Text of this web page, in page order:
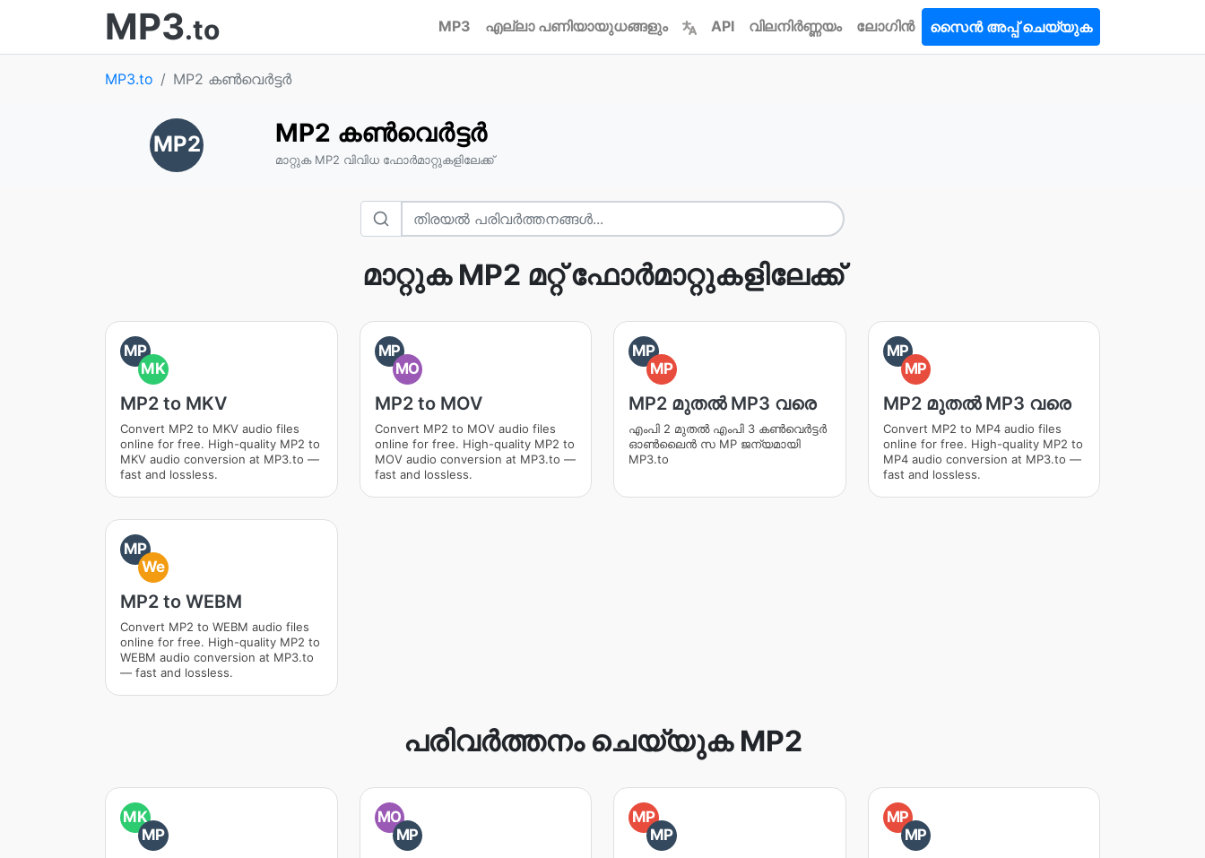
MP3.to MP3 എല്ലാ പണിയായുധങ്ങളും API വിലനിർണ്ണയം ലോഗിൻ സൈൻ അപ്പ് ചെയ്യുക
MP3.to MP2 കൺവെർട്ടർ
MP2 MP2 കൺവെർട്ടർ
മാറ്റുക MP2 വിവിധ ഫോർമാറ്റുകളിലേക്ക്
മാറ്റുക MP2 മറ്റ് ഫോർമാറ്റുകളിലേക്ക്
MP
MK
MP2 to MKV
Convert MP2 to MKV audio files
online for free. High-quality MP2 to
MKV audio conversion at MP3.to —
fast and lossless.
MP
MO
MP2 to MOV
Convert MP2 to MOV audio files
online for free. High-quality MP2 to
MOV audio conversion at MP3.to —
fast and lossless.
MP
MP
MP2 മുതൽ MP3 വരെ
എം‌പി 2 മുതൽ എം‌പി 3 കൺ‌വെർട്ടർ
ഓൺ‌ലൈൻ സ MP ജന്യമായി
MP3.to
MP
MP
MP2 മുതൽ MP3 വരെ
Convert MP2 to MP4 audio files
online for free. High-quality MP2 to
MP4 audio conversion at MP3.to —
fast and lossless.
MP
We
MP2 to WEBM
Convert MP2 to WEBM audio files
online for free. High-quality MP2 to
WEBM audio conversion at MP3.to
— fast and lossless.
പരിവർത്തനം ചെയ്യുക MP2
MK
MP
MO
MP
MP
MP
MP
MP